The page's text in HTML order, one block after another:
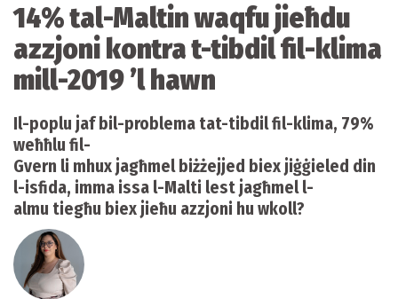
14% tal-Maltin waqfu jieħdu
azzjoni kontra t-tibdil fil-klima
mill-2019 ’l hawn
Il-poplu jaf bil-problema tat-tibdil fil-klima, 79%
weħħlu fil-
Gvern li mhux jagħmel biżżejjed biex jiġġieled din
l-isfida, imma issa l-Malti lest jagħmel l-
almu tiegħu biex jieħu azzjoni hu wkoll?